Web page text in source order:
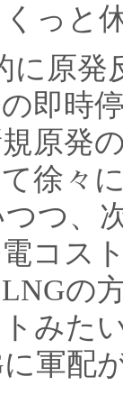
っと
に原発
即時
原発
徐々
つ、
コス
の
みた
軍配